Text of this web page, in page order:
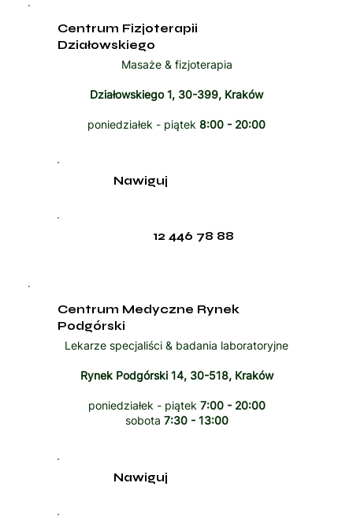
Centrum Fizjoterapii
Działowskiego
Masaże & fizjoterapia
Działowskiego 1, 30-399, Kraków
poniedziałek - piątek 8:00 - 20:00
12 446 78 88
Nawiguj
Centrum Medyczne Rynek
Podgórski
Lekarze specjaliści & badania laboratoryjne
Rynek Podgórski 14, 30-518, Kraków
poniedziałek - piątek 7:00 - 20:00
sobota 7:30 - 13:00
Nawiguj